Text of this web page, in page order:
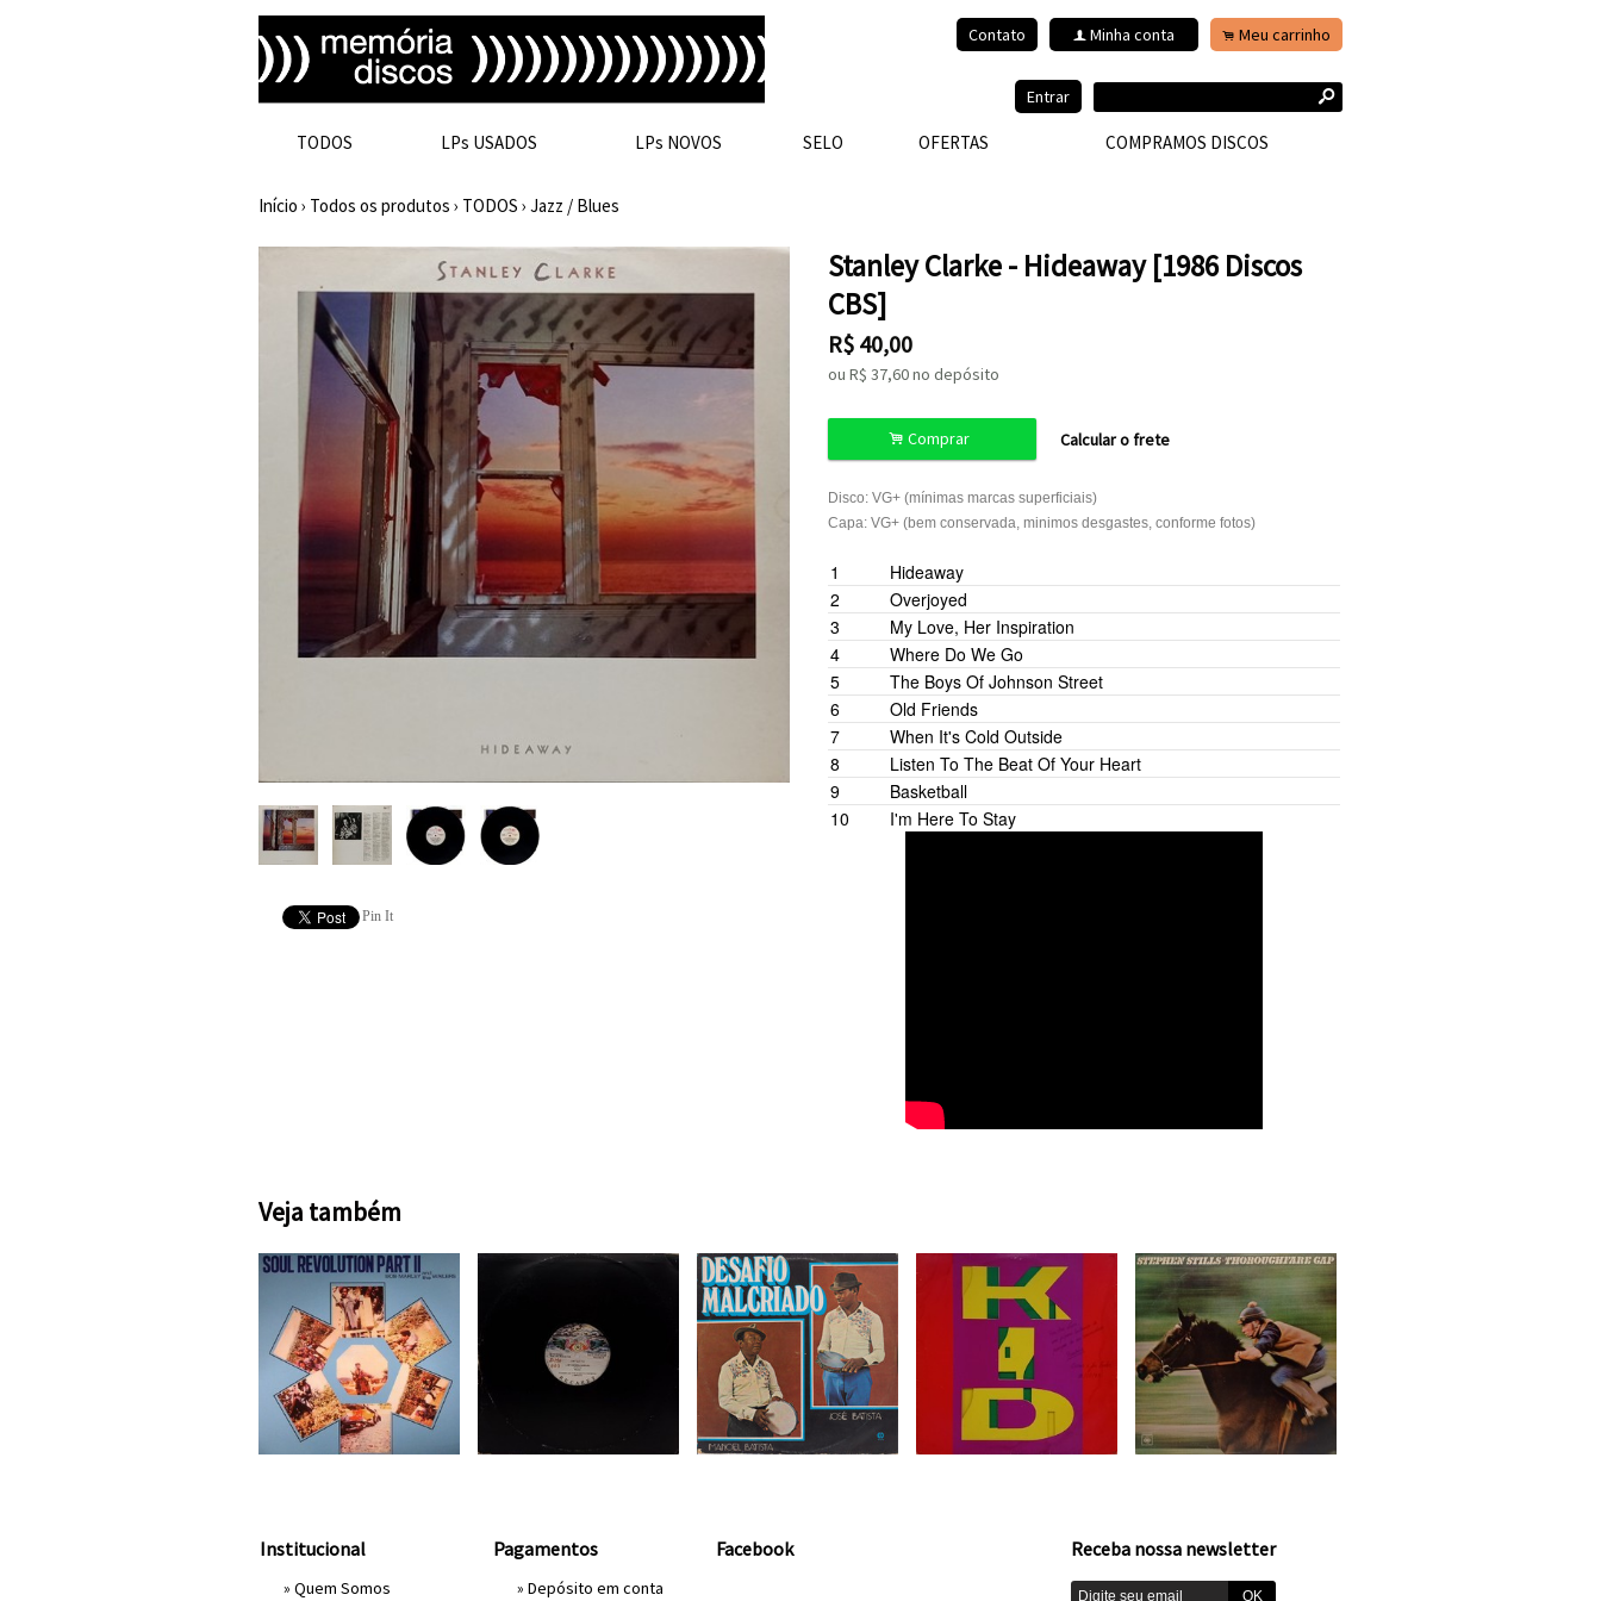
Contato f Minha conta . Meu carrinho
Entrar s
TODOS LPs USADOS LPs NOVOS SELO OFERTAS COMPRAMOS DISCOS
Início › Todos os produtos › TODOS › Jazz / Blues
Pin It
Stanley Clarke - Hideaway [1986 Discos
CBS]
R$ 40,00
ou R$ 37,60no depósito
. Comprar Calcular o frete
Disco: VG+ (mínimas marcas superficiais)
Capa: VG+ (bem conservada, minimos desgastes, conforme fotos)
1
Hideaway
2
Overjoyed
S. Wonder
3
My Love, Her Inspiration
4
Where Do We Go
5
The Boys Of Johnson Street
Mick Guzauski
S. Clarke
6
Old Friends
7
When It's Cold Outside
8
Listen To The Beat Of Your Heart
9
Basketball
R. Brookins
S. Clarke
10 I'm Here To Stay
Veja também
Institucional
» Quem Somos
Pagamentos
» Depósito em conta
Facebook Receba nossa newsletter